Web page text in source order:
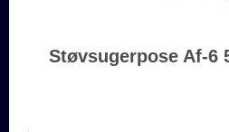
Støvsugerpose Af-6